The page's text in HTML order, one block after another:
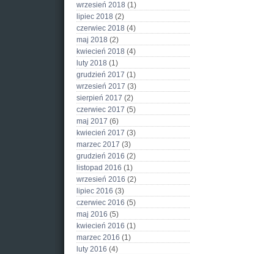
wrzesień 2018 (1)
lipiec 2018 (2)
czerwiec 2018 (4)
maj 2018 (2)
kwiecień 2018 (4)
luty 2018 (1)
grudzień 2017 (1)
wrzesień 2017 (3)
sierpień 2017 (2)
czerwiec 2017 (5)
maj 2017 (6)
kwiecień 2017 (3)
marzec 2017 (3)
grudzień 2016 (2)
listopad 2016 (1)
wrzesień 2016 (2)
lipiec 2016 (3)
czerwiec 2016 (5)
maj 2016 (5)
kwiecień 2016 (1)
marzec 2016 (1)
luty 2016 (4)